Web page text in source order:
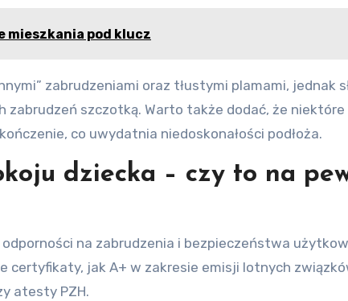
mieszkania pod klucz
zabrudzeniami oraz tłustymi plamami, jednak
szczotką. Warto także dodać, że
co uwydatnia niedoskonałości podłoża.
dziecka – czy to na
na zabrudzenia i bezpieczeństwa
certyfikaty, jak A+ w zakresie emisji lotnych
atesty PZH.